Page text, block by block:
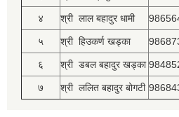
४ श्री लाल बहादुर धामी
५ श्री हिउकर्ण खड्का
६ श्री डबल बहादुर खड्का
७ श्री ललित बहादुर बोगटी